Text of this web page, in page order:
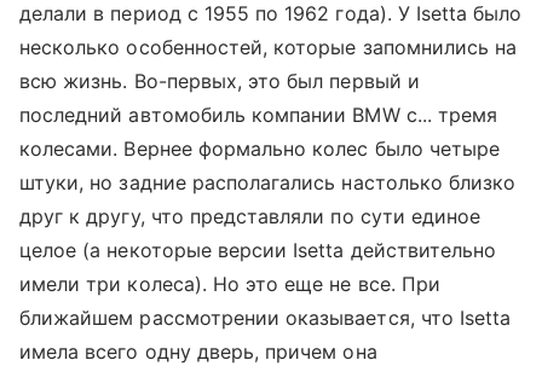
делали в период с 1955 по 1962 года). У Isetta было
несколько особенностей, которые запомнились на
всю жизнь. Во-первых, это был первый и
последний автомобиль компании BMW с... тремя
колесами. Вернее формально колес было четыре
штуки, но задние располагались настолько близко
друг к другу, что представляли по сути единое
целое (а некоторые версии Isetta действительно
имели три колеса). Но это еще не все. При
ближайшем рассмотрении оказывается, что Isetta
имела всего одну дверь, причем она